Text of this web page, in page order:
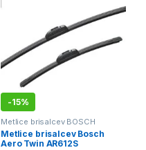
-15%
Metlice brisalcev BOSCH
Aerotwin - spredaj
Metlice brisalcev Bosch
Aero Twin AR612S